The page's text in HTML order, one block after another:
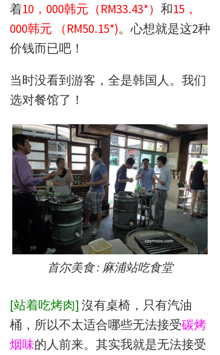
着10，000韩元（RM33.43*） 和15，
000韩元 （RM50.15*)。心想就是这2种
价钱而已吧！
当时没看到游客，全是韩国人。我们
选对餐馆了！
首尔美食 : 麻浦站吃食堂
[站着吃烤肉]沒有桌椅，只有汽油
桶，所以不太适合哪些无法接受碳烤
烟味的人前来。其实我就是无法接受